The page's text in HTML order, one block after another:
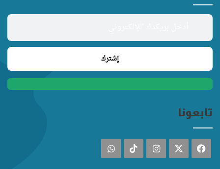
تابعونا
فيسبوك انستقرام ‫TikTokواتساب